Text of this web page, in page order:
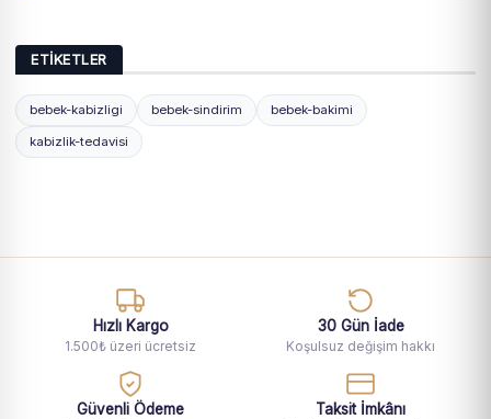
ETIKETLER
bebek-kabizligi bebek-sindirim bebek-bakimi
kabizlik-tedavisi
Hızlı Kargo
1.500₺ üzeri ücretsiz
30 Gün İade
Koşulsuz değişim hakkı
Güvenli Ödeme Taksit İmkânı